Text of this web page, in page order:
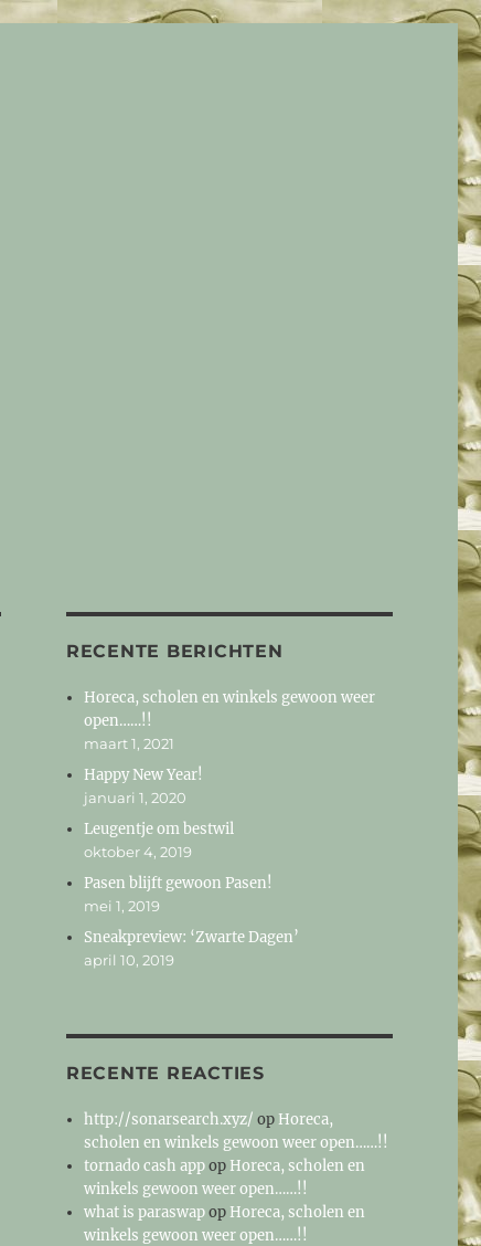
RECENTE BERICHTEN
Horeca, scholen en winkels gewoon weer
open……!!
maart 1, 2021
Happy New Year!
januari 1, 2020
Leugentje om bestwil
oktober 4, 2019
Pasen blijft gewoon Pasen!
mei 1, 2019
Sneakpreview: ‘Zwarte Dagen’
april 10, 2019
RECENTE REACTIES
http://sonarsearch.xyz/ op Horeca,
scholen en winkels gewoon weer open……!!
tornado cash appop Horeca, scholen en
winkels gewoon weer open……!!
what is paraswapop Horeca, scholen en
winkels gewoon weer open……!!